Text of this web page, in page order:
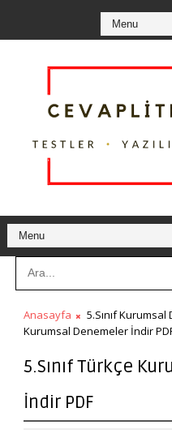
Anasayfa 5.Sınıf
Kurumsal Denemeler İndir
5.Sınıf Türkçe
İndir PDF